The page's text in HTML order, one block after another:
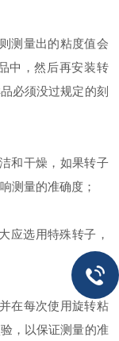
测量出的粘度值会
中，然后再安装转
必须没过规定的刻
和干燥，如果转子
测量的准确度；
应选用特殊转子，
在每次使用旋转粘
，以保证测量的准